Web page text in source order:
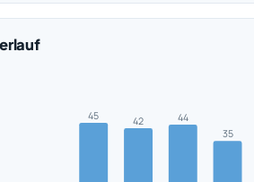
45 42 44
35